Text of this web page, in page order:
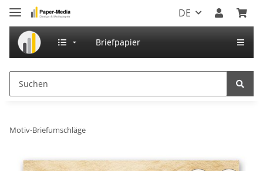
DE
Briefpapier
Motiv-Briefumschläge